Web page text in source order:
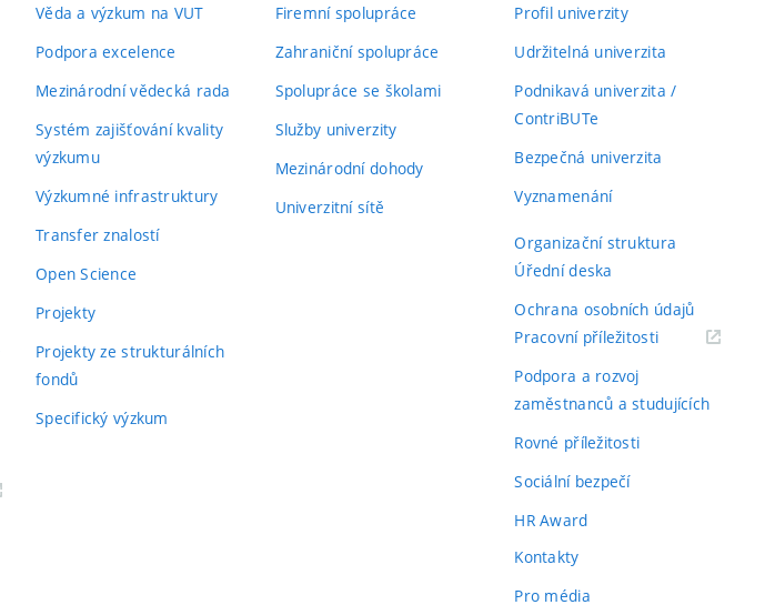
Věda a výzkum na VUT
Podpora excelence
Mezinárodní vědecká rada
Systém zajišťování kvality
výzkumu
Výzkumné infrastruktury
Transfer znalostí
Open Science
Projekty
Projekty ze strukturálních
fondů
Specifický výzkum
Firemní spolupráce
Zahraniční spolupráce
Spolupráce se školami
Služby univerzity
Mezinárodní dohody
Univerzitní sítě
Profil univerzity
Udržitelná univerzita
Podnikavá univerzita /
ContriBUTe
Bezpečná univerzita
Vyznamenání
Organizační struktura
Úřední deska
Ochrana osobních údajů
Pracovní příležitosti(externí
Podpora a rozvoj
zaměstnanců a studujících
Rovné příležitosti
Sociální bezpečí
HR Award
Kontakty
Pro média